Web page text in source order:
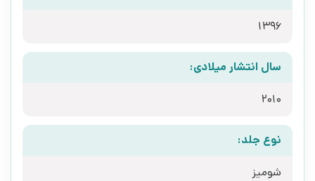
1396
سال انتشار میلادی:
2010
نوع جلد:
شومیز